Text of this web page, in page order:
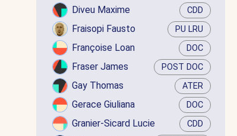
Diveu Maxime CDD
Fraisopi Fausto PU LRU
Françoise Loan DOC
Fraser James POST DOC
Gay Thomas ATER
Gerace Giuliana DOC
Granier-Sicard Lucie CDD